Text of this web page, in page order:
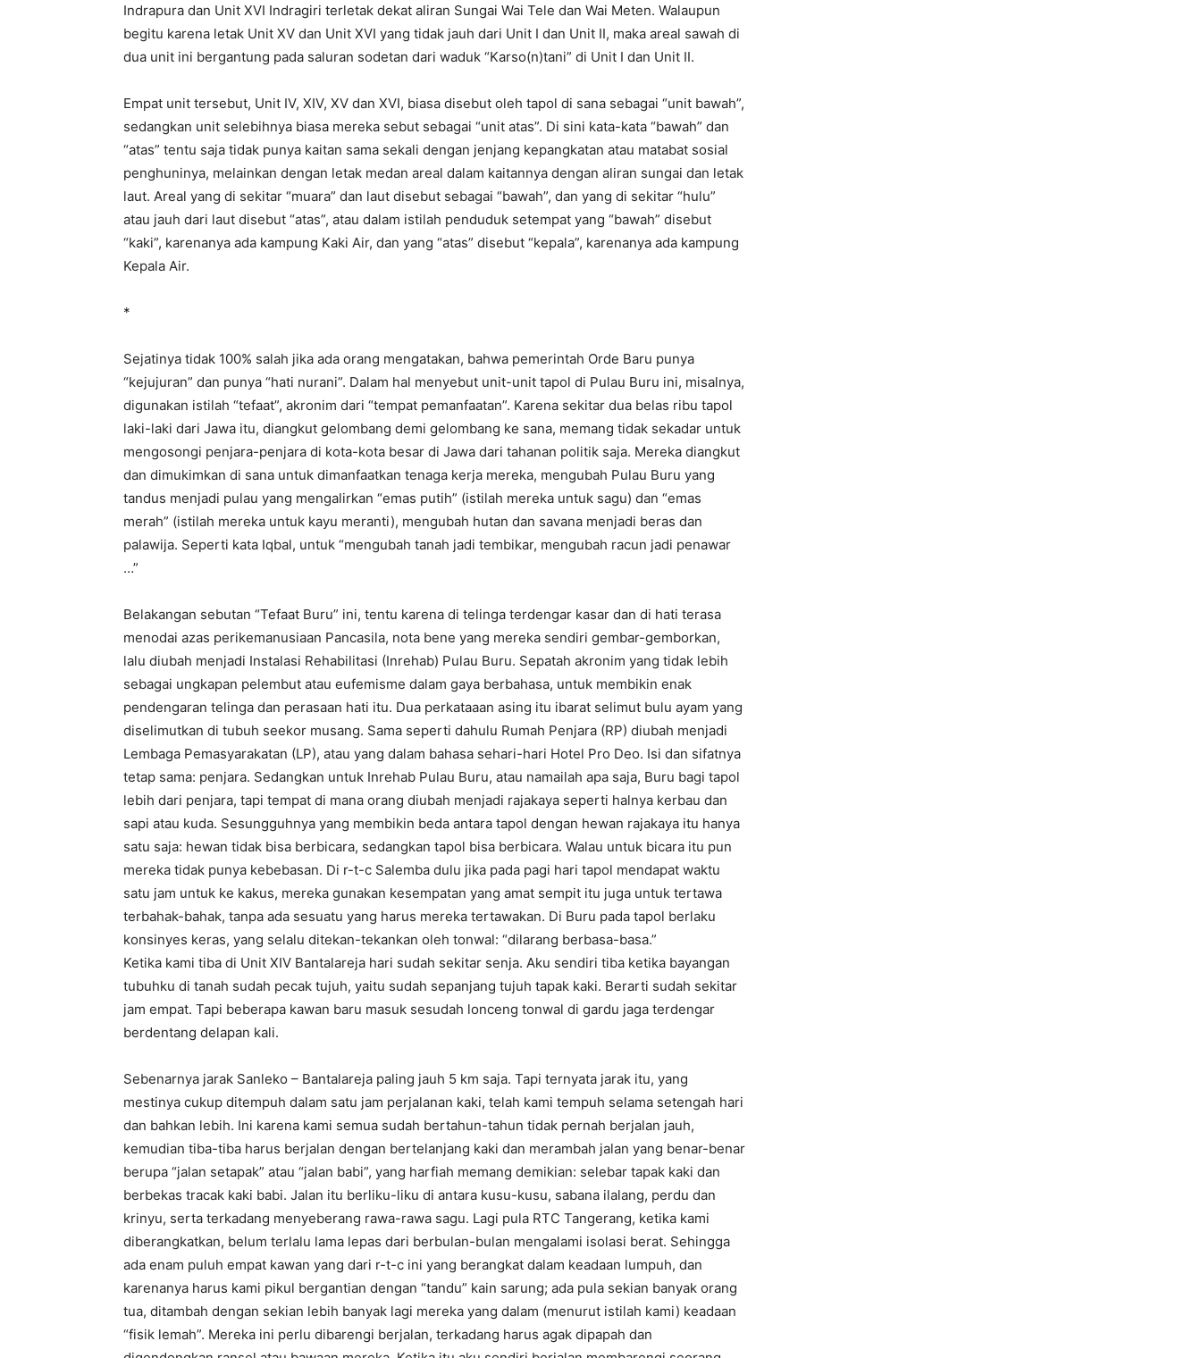
Indrapura dan Unit XVI Indragiri terletak dekat aliran Sungai Wai Tele dan Wai Meten. Walaupun
begitu karena letak Unit XV dan Unit XVI yang tidak jauh dari Unit I dan Unit II, maka areal sawah di
dua unit ini bergantung pada saluran sodetan dari waduk “Karso(n)tani” di Unit I dan Unit II.
Empat unit tersebut, Unit IV, XIV, XV dan XVI, biasa disebut oleh tapol di sana sebagai “unit bawah”,
sedangkan unit selebihnya biasa mereka sebut sebagai “unit atas”. Di sini kata-kata “bawah” dan
“atas” tentu saja tidak punya kaitan sama sekali dengan jenjang kepangkatan atau matabat sosial
penghuninya, melainkan dengan letak medan areal dalam kaitannya dengan aliran sungai dan letak
laut. Areal yang di sekitar “muara” dan laut disebut sebagai “bawah”, dan yang di sekitar “hulu”
atau jauh dari laut disebut “atas”, atau dalam istilah penduduk setempat yang “bawah” disebut
“kaki”, karenanya ada kampung Kaki Air, dan yang “atas” disebut “kepala”, karenanya ada kampung
Kepala Air.
*
Sejatinya tidak 100% salah jika ada orang mengatakan, bahwa pemerintah Orde Baru punya
“kejujuran” dan punya “hati nurani”. Dalam hal menyebut unit-unit tapol di Pulau Buru ini, misalnya,
digunakan istilah “tefaat”, akronim dari “tempat pemanfaatan”. Karena sekitar dua belas ribu tapol
laki-laki dari Jawa itu, diangkut gelombang demi gelombang ke sana, memang tidak sekadar untuk
mengosongi penjara-penjara di kota-kota besar di Jawa dari tahanan politik saja. Mereka diangkut
dan dimukimkan di sana untuk dimanfaatkan tenaga kerja mereka, mengubah Pulau Buru yang
tandus menjadi pulau yang mengalirkan “emas putih” (istilah mereka untuk sagu) dan “emas
merah” (istilah mereka untuk kayu meranti), mengubah hutan dan savana menjadi beras dan
palawija. Seperti kata Iqbal, untuk “mengubah tanah jadi tembikar, mengubah racun jadi penawar
…”
Belakangan sebutan “Tefaat Buru” ini, tentu karena di telinga terdengar kasar dan di hati terasa
menodai azas perikemanusiaan Pancasila, nota bene yang mereka sendiri gembar-gemborkan,
lalu diubah menjadi Instalasi Rehabilitasi (Inrehab) Pulau Buru. Sepatah akronim yang tidak lebih
sebagai ungkapan pelembut atau eufemisme dalam gaya berbahasa, untuk membikin enak
pendengaran telinga dan perasaan hati itu. Dua perkataaan asing itu ibarat selimut bulu ayam yang
diselimutkan di tubuh seekor musang. Sama seperti dahulu Rumah Penjara (RP) diubah menjadi
Lembaga Pemasyarakatan (LP), atau yang dalam bahasa sehari-hari Hotel Pro Deo. Isi dan sifatnya
tetap sama: penjara. Sedangkan untuk Inrehab Pulau Buru, atau namailah apa saja, Buru bagi tapol
lebih dari penjara, tapi tempat di mana orang diubah menjadi rajakaya seperti halnya kerbau dan
sapi atau kuda. Sesungguhnya yang membikin beda antara tapol dengan hewan rajakaya itu hanya
satu saja: hewan tidak bisa berbicara, sedangkan tapol bisa berbicara. Walau untuk bicara itu pun
mereka tidak punya kebebasan. Di r-t-c Salemba dulu jika pada pagi hari tapol mendapat waktu
satu jam untuk ke kakus, mereka gunakan kesempatan yang amat sempit itu juga untuk tertawa
terbahak-bahak, tanpa ada sesuatu yang harus mereka tertawakan. Di Buru pada tapol berlaku
konsinyes keras, yang selalu ditekan-tekankan oleh tonwal: “dilarang berbasa-basa.”
Ketika kami tiba di Unit XIV Bantalareja hari sudah sekitar senja. Aku sendiri tiba ketika bayangan
tubuhku di tanah sudah pecak tujuh, yaitu sudah sepanjang tujuh tapak kaki. Berarti sudah sekitar
jam empat. Tapi beberapa kawan baru masuk sesudah lonceng tonwal di gardu jaga terdengar
berdentang delapan kali.
Sebenarnya jarak Sanleko – Bantalareja paling jauh 5 km saja. Tapi ternyata jarak itu, yang
mestinya cukup ditempuh dalam satu jam perjalanan kaki, telah kami tempuh selama setengah hari
dan bahkan lebih. Ini karena kami semua sudah bertahun-tahun tidak pernah berjalan jauh,
kemudian tiba-tiba harus berjalan dengan bertelanjang kaki dan merambah jalan yang benar-benar
berupa “jalan setapak” atau “jalan babi”, yang harfiah memang demikian: selebar tapak kaki dan
berbekas tracak kaki babi. Jalan itu berliku-liku di antara kusu-kusu, sabana ilalang, perdu dan
krinyu, serta terkadang menyeberang rawa-rawa sagu. Lagi pula RTC Tangerang, ketika kami
diberangkatkan, belum terlalu lama lepas dari berbulan-bulan mengalami isolasi berat. Sehingga
ada enam puluh empat kawan yang dari r-t-c ini yang berangkat dalam keadaan lumpuh, dan
karenanya harus kami pikul bergantian dengan “tandu” kain sarung; ada pula sekian banyak orang
tua, ditambah dengan sekian lebih banyak lagi mereka yang dalam (menurut istilah kami) keadaan
“fisik lemah”. Mereka ini perlu dibarengi berjalan, terkadang harus agak dipapah dan